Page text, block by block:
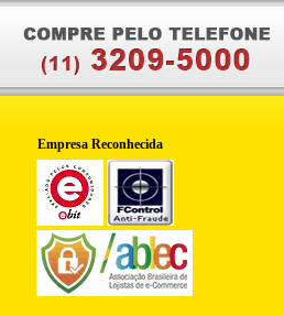
Empresa Reconhecida